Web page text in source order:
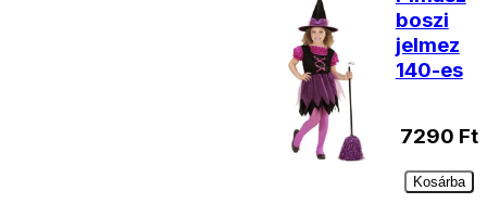
boszi
jelmez
140-es
7290 Ft
Kosárba